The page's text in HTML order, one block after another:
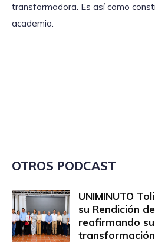
transformadora. Es así como
academia.
OTROS PODCAST
UNIMINUTO
su Rendición
reafirmando